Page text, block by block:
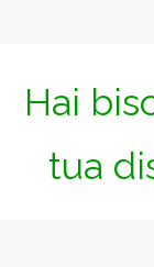
Hai
tua